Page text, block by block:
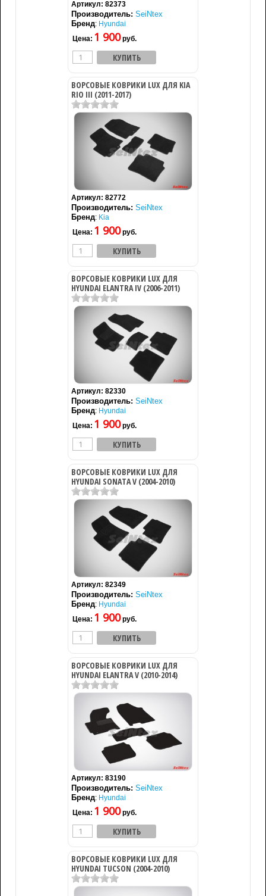
Артикул: 82373
Производитель: SeiNtex
Бренд: Hyundai
Цена: 1 900руб.
ВОРСОВЫЕ КОВРИКИ LUX ДЛЯ KIA
RIO III (2011-2017)
Артикул: 82772
Производитель: SeiNtex
Бренд: Kia
Цена: 1 900руб.
ВОРСОВЫЕ КОВРИКИ LUX ДЛЯ
HYUNDAI ELANTRA IV (2006-2011)
Артикул: 82330
Производитель: SeiNtex
Бренд: Hyundai
Цена: 1 900руб.
ВОРСОВЫЕ КОВРИКИ LUX ДЛЯ
HYUNDAI SONATA V (2004-2010)
Артикул: 82349
Производитель: SeiNtex
Бренд: Hyundai
Цена: 1 900руб.
ВОРСОВЫЕ КОВРИКИ LUX ДЛЯ
HYUNDAI ELANTRA V (2010-2014)
Артикул: 83190
Производитель: SeiNtex
Бренд: Hyundai
Цена: 1 900руб.
ВОРСОВЫЕ КОВРИКИ LUX ДЛЯ
HYUNDAI TUCSON (2004-2010)